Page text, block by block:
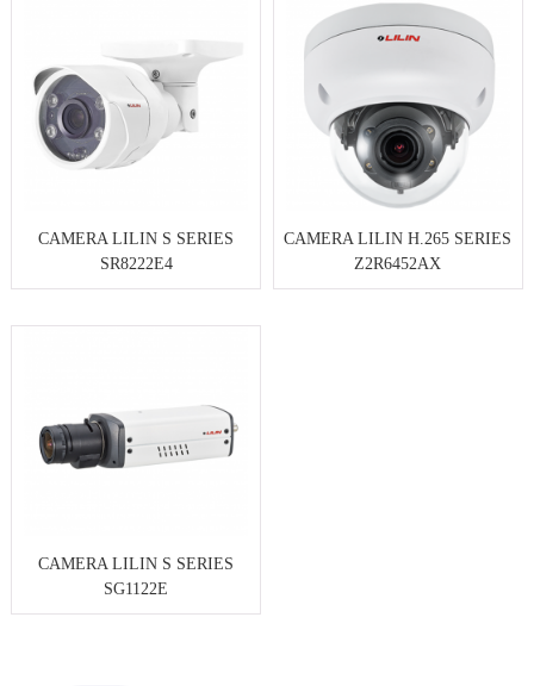
CAMERA LILIN S SERIES
SR8222E4
CAMERA LILIN H.265 SERIES
Z2R6452AX
CAMERA LILIN S SERIES
SG1122E